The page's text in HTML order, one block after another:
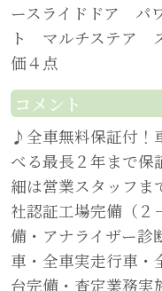
ースライドドア パ
ト マルチステア
価４点
コメント
♪全車無料保証付！
べる最長２年まで保
細は営業スタッフ
社認証工場完備（２
備・アナライザー診
車・全車実走行車・
台完備・査定業務